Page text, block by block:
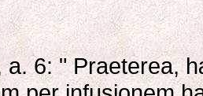
a. 6: " Praeterea,